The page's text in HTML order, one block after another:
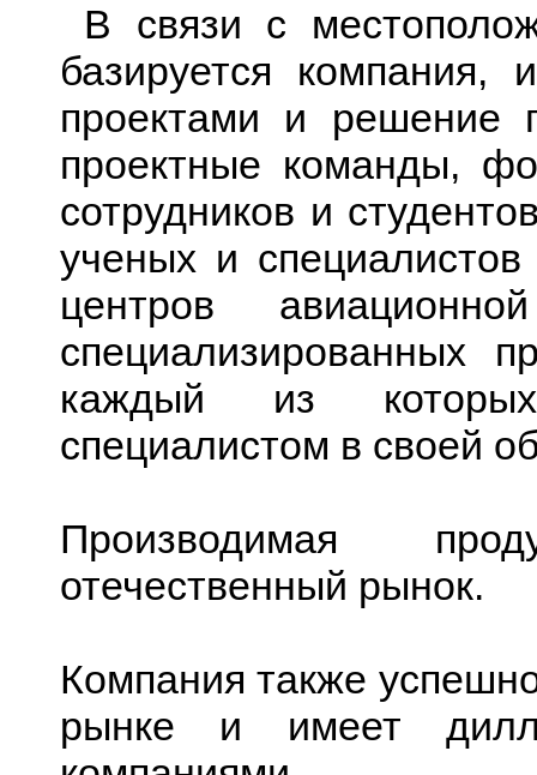
В связи с
базируется
проектами и решение
проектные команды,
сотрудников и
ученых и
центров
специализированных
каждый из которых
специалистом в своей
Производимая
отечественный рынок.
Компания также
рынке и имеет